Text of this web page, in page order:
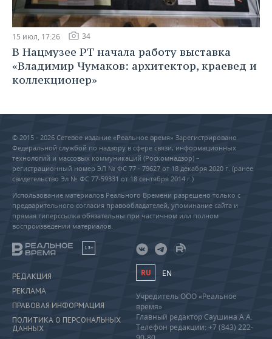
15 июл, 17:26 34
В Нацмузее РТ начала работу выставка
«Владимир Чумаков: архитектор, краевед и
коллекционер»
© 2015 - 2026 Сетевое издание «Реальное время» Зарегистрировано
Федеральной службой по надзору в сфере связи, информационных
технологий и массовых коммуникаций (Роскомнадзор) –
регистрационный номер ЭЛ № ФС 77 - 79627 от 18 декабря 2020 г. (ранее
свидетельство Эл № ФС 77-59331 от 18 сентября 2014 г.)
Использование материалов Реального Времени разрешено только с
предварительного согласия правообладателей, упоминание сайта и
прямая гиперссылка обязательны при частичном или полном
воспроизведении материалов.
18+
РЕДАКЦИЯ
РЕКЛАМА
ПРАВОВАЯ ИНФОРМАЦИЯ
ПОЛИТИКА О ПЕРСОНАЛЬНЫХ
ДАННЫХ
RU EN
Учредитель ООО «Реальное
время»
Главный редактор Саушина А.А.
Телефон редакции: +7 (843) 222-